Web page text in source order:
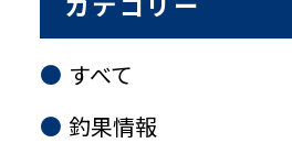
すべて
釣果情報